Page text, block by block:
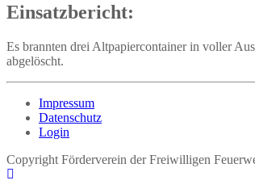
Einsatzbericht:
Es brannten drei Altpapiercontainer in voller
abgelöscht.
Impressum
Datenschutz
Login
Copyright Förderverein der Freiwilligen